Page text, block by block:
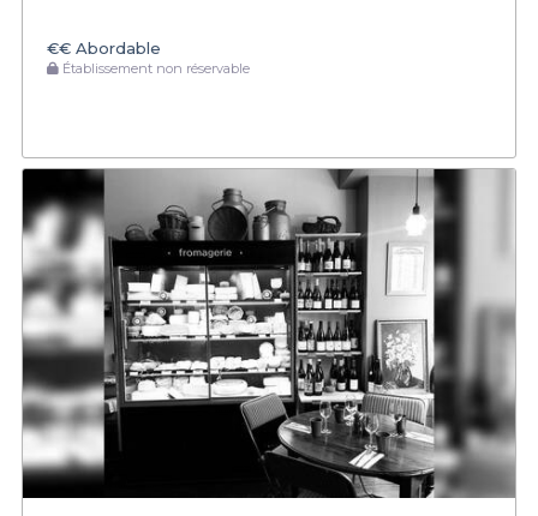
€€ Abordable
Établissement non réservable